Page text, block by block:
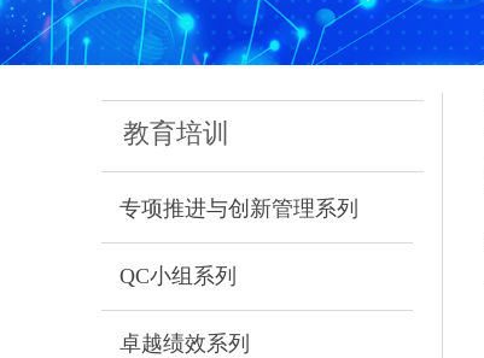
教育培训
专项推进与创新管理系列
QC小组系列
卓越绩效系列